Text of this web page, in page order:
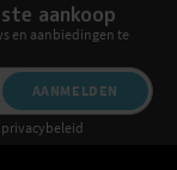
aankoop
en aanbiedingen te
AANMELDEN